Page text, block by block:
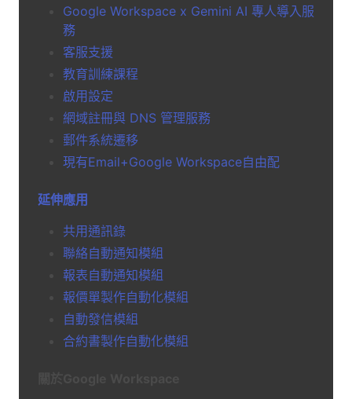
Google Workspace x Gemini AI 專人導入服
務
客服支援
教育訓練課程
啟用設定
網域註冊與 DNS 管理服務
郵件系統遷移
現有Email+Google Workspace自由配
延伸應用
共用通訊錄
聯絡自動通知模組
報表自動通知模組
報價單製作自動化模組
自動發信模組
合約書製作自動化模組